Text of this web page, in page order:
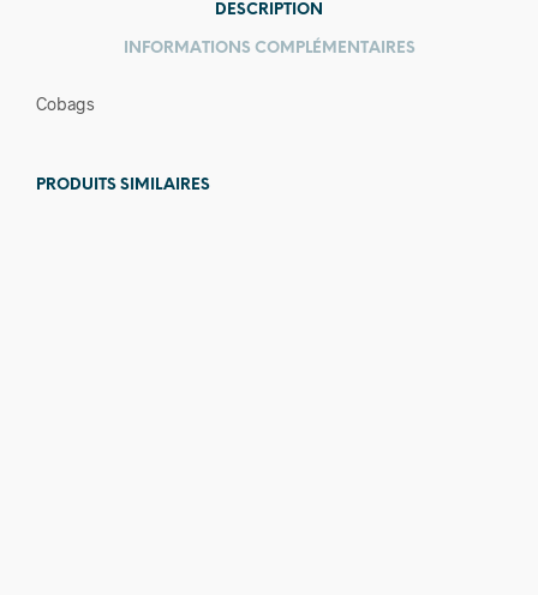
DESCRIPTION
INFORMATIONS COMPLÉMENTAIRES
Cobags
PRODUITS SIMILAIRES